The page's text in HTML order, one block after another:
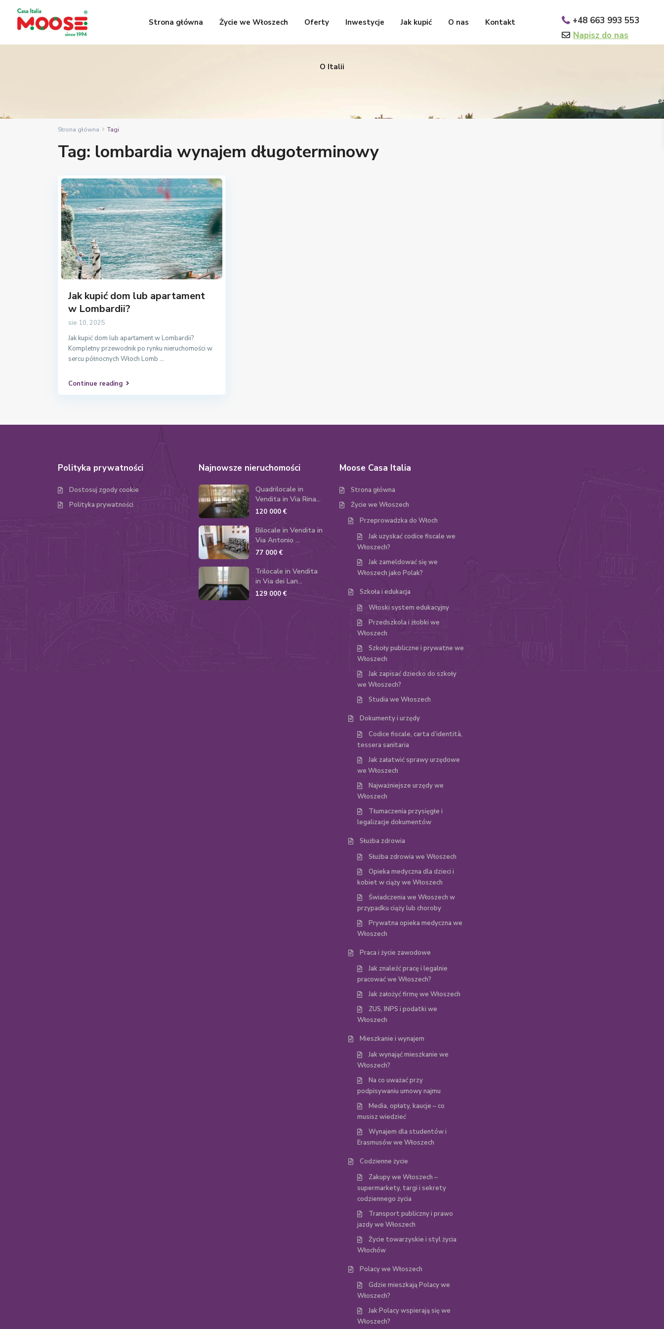
+48 663 993 553
Napisz do nas
Strona główna Życie we Włoszech Oferty Inwestycje Jak kupić O nas Kontakt
O Italii
Strona główna Tagi
Tag: lombardia wynajem długoterminowy
Jak kupić dom lub apartament
w Lombardii?
sie 10, 2025
Jak kupić dom lub apartament w Lombardii?
Kompletny przewodnik po rynku nieruchomości w
sercu północnych Włoch Lomb ...
Continue reading
Polityka prywatności
Dostosuj zgody cookie
Polityka prywatności
Najnowsze nieruchomości
Quadrilocale in
Vendita in Via Rina...
120 000 €
Bilocale in Vendita in
Via Antonio ...
77 000 €
Trilocale in Vendita
in Via dei Lan...
129 000 €
Moose Casa Italia
Strona główna
Życie we Włoszech
Przeprowadzka do Włoch
Jak uzyskać codice fiscale we
Włoszech?
Jak zameldować się we
Włoszech jako Polak?
Szkoła i edukacja
Włoski system edukacyjny
Przedszkola i żłobki we
Włoszech
Szkoły publiczne i prywatne we
Włoszech
Jak zapisać dziecko do szkoły
we Włoszech?
Studia we Włoszech
Dokumenty i urzędy
Codice fiscale, carta d’identità,
tessera sanitaria
Jak załatwić sprawy urzędowe
we Włoszech
Najważniejsze urzędy we
Włoszech
Tłumaczenia przysięgłe i
legalizacje dokumentów
Służba zdrowia
Służba zdrowia we Włoszech
Opieka medyczna dla dzieci i
kobiet w ciąży we Włoszech
Świadczenia we Włoszech w
przypadku ciąży lub choroby
Prywatna opieka medyczna we
Włoszech
Praca i życie zawodowe
Jak znaleźć pracę i legalnie
pracować we Włoszech?
Jak założyć firmę we Włoszech
ZUS, INPS i podatki we
Włoszech
Mieszkanie i wynajem
Jak wynająć mieszkanie we
Włoszech?
Na co uważać przy
podpisywaniu umowy najmu
Media, opłaty, kaucje – co
musisz wiedzieć
Wynajem dla studentów i
Erasmusów we Włoszech
Codzienne życie
Zakupy we Włoszech –
supermarkety, targi i sekrety
codziennego życia
Transport publiczny i prawo
jazdy we Włoszech
Życie towarzyskie i styl życia
Włochów
Polacy we Włoszech
Gdzie mieszkają Polacy we
Włoszech?
Jak Polacy wspierają się we
Włoszech?